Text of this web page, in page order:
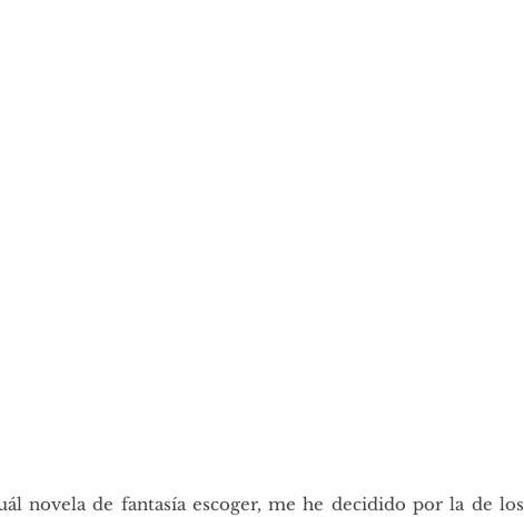
novela de fantasía escoger, me he decidido por la de los